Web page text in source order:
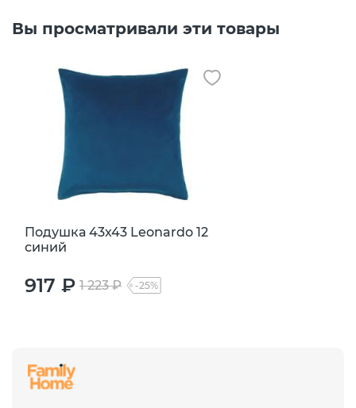
Вы просматривали эти товары
Подушка 43х43 Leonardo 12
синий
917 ₽ 1 223 ₽ -25%